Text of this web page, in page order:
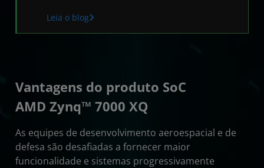
Leia o blog
Vantagens do produto SoC
AMD Zynq™ 7000 XQ
As equipes de desenvolvimento aeroespacial e de
defesa são desafiadas a fornecer maior
funcionalidade e sistemas progressivamente